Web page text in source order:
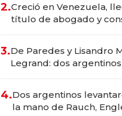
2.Creció en Venezuela,
título de abogado y
3.De Paredes y Lisandro
Legrand: dos
4.Dos argentinos
la mano de Rauch,